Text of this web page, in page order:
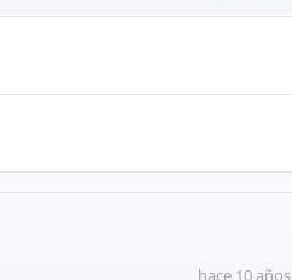
hace 10 años